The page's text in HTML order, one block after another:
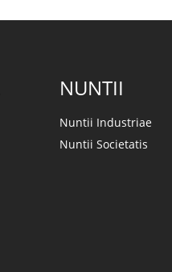
NUNTII
Nuntii Industriae
Nuntii Societatis